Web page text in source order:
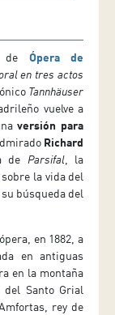
de Ópera de
en tres actos
Tannhäuser
vuelve a
versión para
Richard
de Parsifal, la
la vida del
búsqueda del
en 1882, a
en antiguas
en la montaña
del Santo Grial
rey de